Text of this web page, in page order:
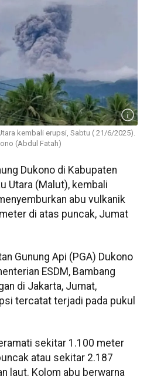
kembali erupsi, Sabtu ( 21/6/2025).
(Abdul Fatah)
Dukono di Kabupaten
Utara (Malut), kembali
abu vulkanik
di atas puncak, Jumat
Gunung Api (PGA) Dukono
ESDM, Bambang
di Jakarta, Jumat,
tercatat terjadi pada pukul
sekitar 1.100 meter
atau sekitar 2.187
laut. Kolom abu berwarna